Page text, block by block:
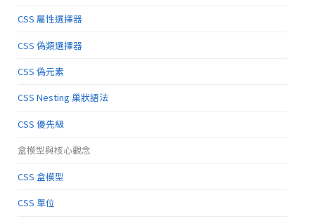
CSS 屬性選擇器
CSS 偽類選擇器
CSS 偽元素
CSS Nesting 巢狀語法
CSS 優先級
盒模型與核心觀念
CSS 盒模型
CSS 單位